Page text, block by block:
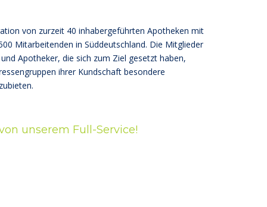
von zurzeit 40 inhabergeführten Apotheken mit
Mitarbeitenden in Süddeutschland. Die Mitglieder
Apotheker, die sich zum Ziel gesetzt haben,
ihrer Kundschaft besondere
unserem Full-Service!